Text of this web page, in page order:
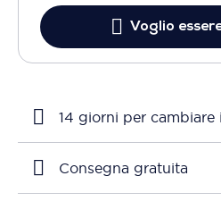
Voglio
14 giorni per cambiare
Consegna gratuita